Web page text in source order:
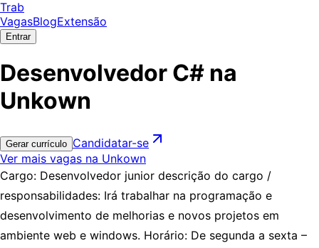
Trab
VagasBlogExtensão
Entrar
Desenvolvedor C# na
Unkown
Gerar currículo Candidatar-se
Ver mais vagas na Unkown
Cargo: Desenvolvedor junior descrição do cargo /
responsabilidades: Irá trabalhar na programação e
desenvolvimento de melhorias e novos projetos em
ambiente web e windows. Horário: De segunda a sexta –